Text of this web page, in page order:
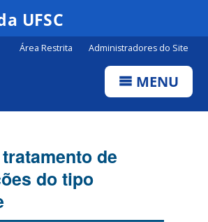
UFSC
Área Restrita Administradores do Site
MENU
de
do tipo